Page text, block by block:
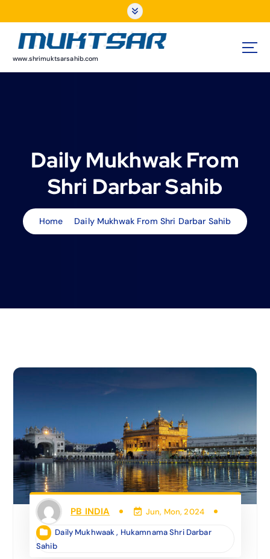
o
www.shrimuktsarsahib.com
Daily Mukhwak From
Shri Darbar Sahib
Home Daily Mukhwak From Shri Darbar Sahib
PB INDIA Jun, Mon, 2024
Daily Mukhwaak, Hukamnama Shri Darbar
Sahib